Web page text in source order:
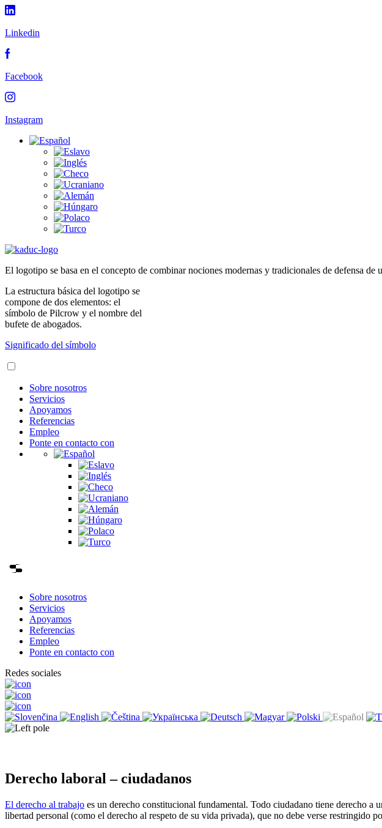
Linkedin
Facebook
Instagram
El logotipo se basa en el concepto de combinar nociones modernas y tradicionales de defensa de
La estructura básica del logotipo se
compone de dos elementos: el
símbolo de Pilcrow y el nombre del
bufete de abogados.
Significado del símbolo
Sobre nosotros
Servicios
Apoyamos
Referencias
Empleo
Ponte en contacto con
Sobre nosotros
Servicios
Apoyamos
Referencias
Empleo
Ponte en contacto con
Redes sociales
Derecho laboral – ciudadanos
El derecho al trabajo es un derecho constitucional fundamental. Todo ciudadano tiene derecho
libertad personal (como el derecho al respeto de su vida privada), que no debe verse restringido